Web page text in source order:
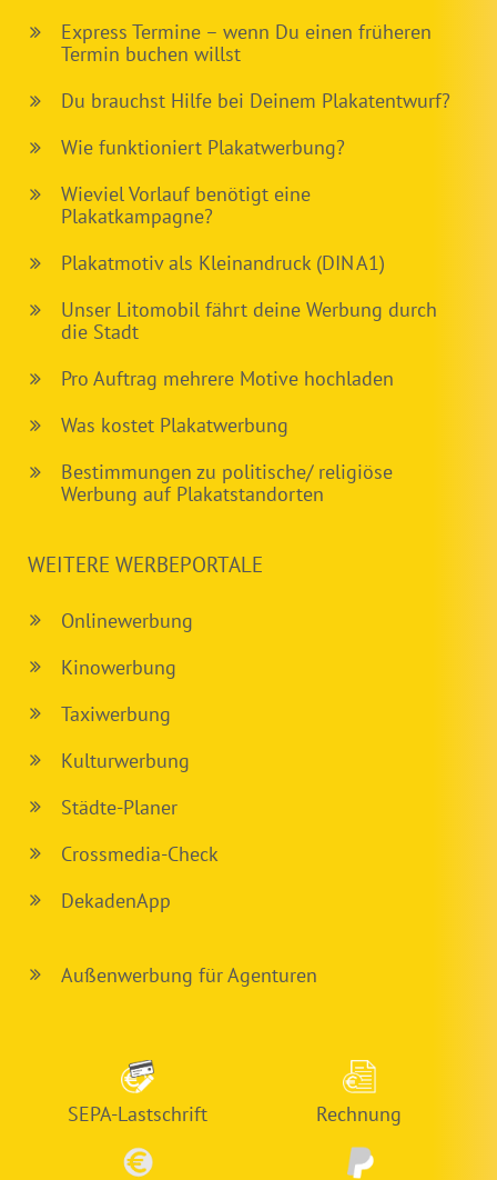
Express Termine – wenn Du einen früheren
Termin buchen willst
Du brauchst Hilfe bei Deinem Plakatentwurf?
Wie funktioniert Plakatwerbung?
Wieviel Vorlauf benötigt eine
Plakatkampagne?
Plakatmotiv als Kleinandruck (DIN A1)
Unser Litomobil fährt deine Werbung durch
die Stadt
Pro Auftrag mehrere Motive hochladen
Was kostet Plakatwerbung
Bestimmungen zu politische/ religiöse
Werbung auf Plakatstandorten
WEITERE WERBEPORTALE
Onlinewerbung
Kinowerbung
Taxiwerbung
Kulturwerbung
Städte-Planer
Crossmedia-Check
DekadenApp
Außenwerbung für Agenturen
SEPA-Lastschrift Rechnung